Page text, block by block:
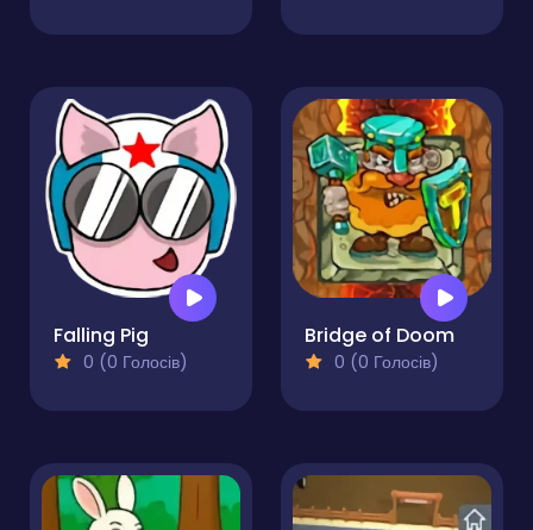
Falling Pig
0 (0 Голосів)
Bridge of Doom
0 (0 Голосів)